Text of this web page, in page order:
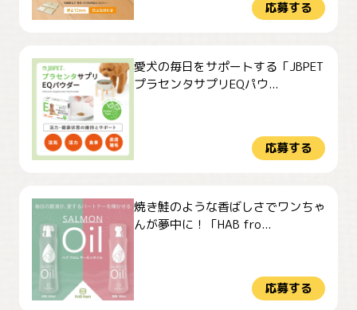
応募する
愛犬の毎日をサポートする「JBPET
プラセンタサプリEQパウ...
応募する
焼き鮭のような香ばしさでワンちゃ
んが夢中に！「HAB fro...
応募する